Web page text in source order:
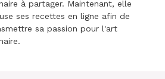
à partager. Maintenant, elle
ses recettes en ligne afin de
sa passion pour l'art